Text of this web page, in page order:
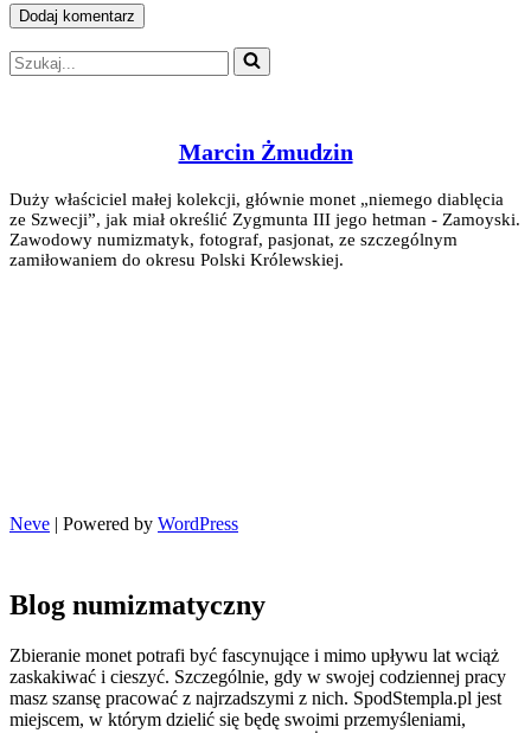
Szukaj...
Marcin Żmudzin
Duży właściciel małej kolekcji, głównie monet „niemego diablęcia
ze Szwecji”, jak miał określić Zygmunta III jego hetman - Zamoyski.
Zawodowy numizmatyk, fotograf, pasjonat, ze szczególnym
zamiłowaniem do okresu Polski Królewskiej.
Neve | Powered by WordPress
Blog numizmatyczny
Zbieranie monet potrafi być fascynujące i mimo upływu lat wciąż
zaskakiwać i cieszyć. Szczególnie, gdy w swojej codziennej pracy
masz szansę pracować z najrzadszymi z nich. SpodStempla.pl jest
miejscem, w którym dzielić się będę swoimi przemyśleniami,